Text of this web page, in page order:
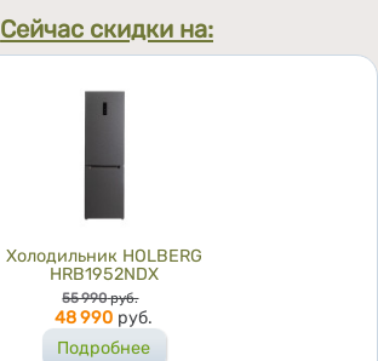
Сейчас скидки на:
Холодильник HOLBERG
HRB1952NDX
Цена
55 990 руб.
48 990 руб.
Подробнее